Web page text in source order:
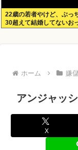
22歳の若者やけど、ぶっ
30超えて結婚してないお
ホーム 嫌
アンジャッ
X